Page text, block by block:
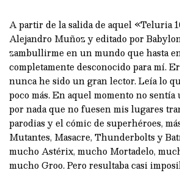
A partir de la salida de aquel «Teluria
Alejandro Muñoz y editado por
zambullirme en un mundo que hasta
completamente desconocido para mí.
nunca he sido un gran lector. Leía lo
poco más. En aquel momento no
por nada que no fuesen mis lugares
parodias y el cómic de superhéroes,
Mutantes, Masacre, Thunderbolts y
mucho Astérix, mucho Mortadelo,
mucho Groo. Pero resultaba casi